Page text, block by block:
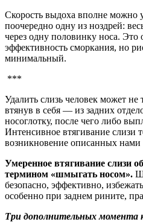
Скорость выдоха вполне можно
поочередно одну из ноздрей:
через одну половинку носа. Это
эффективность сморкания, но
минимальный.
***
Удалить слизь человек может не
втянув в себя — из задних
носоглотку, после чего либо
Интенсивное втягивание слизи
возникновение описанных
Умеренное втягивание слизи
термином «шмыгать носом».
безопасно, эффективно,
особенно при заднем рините,
Три дополнительных момента